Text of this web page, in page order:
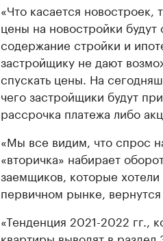
«Что касается новостроек,
цены на новостройки
содержание стройки и
застройщику не дают
спускать цены. На
чего застройщики будут
рассрочка платежа либо
«Мы все видим, что спрос
«вторичка» набирает
заемщиков, которые
первичном рынке, вернутся
«Тенденция 2021-2022 гг.,